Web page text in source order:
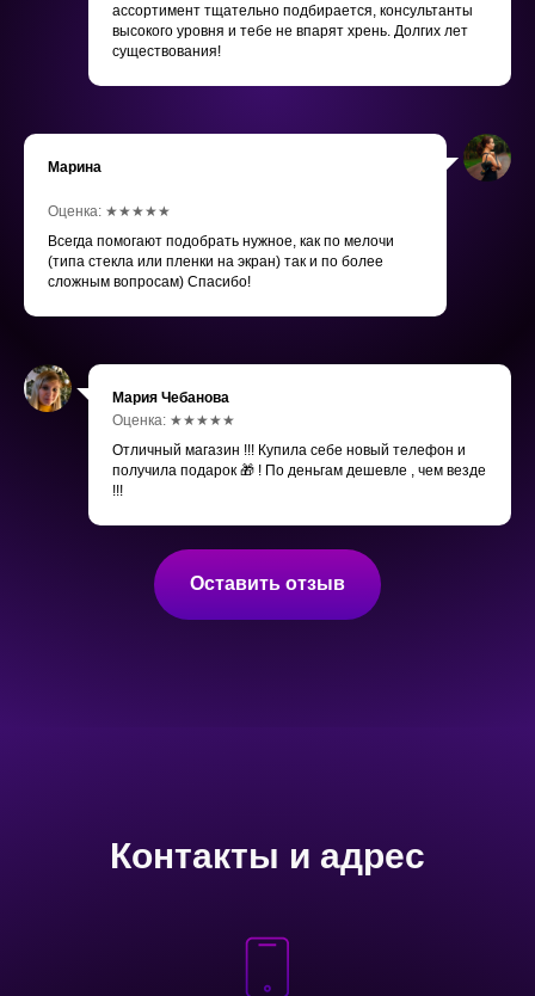
ассортимент тщательно подбирается, консультанты
высокого уровня и тебе не впарят хрень. Долгих лет
существования!
Марина
Оценка: ★★★★★
Всегда помогают подобрать нужное, как по мелочи
(типа стекла или пленки на экран) так и по более
сложным вопросам) Спасибо!
Мария Чебанова
Оценка: ★★★★★
Отличный магазин !!! Купила себе новый телефон и
получила подарок 🎁 ! По деньгам дешевле , чем везде
!!!
Оставить отзыв
Контакты и адрес